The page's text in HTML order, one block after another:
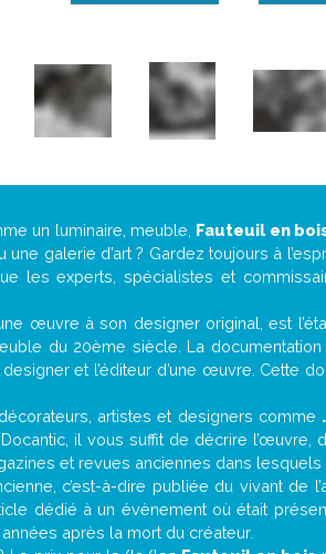
un luminaire, meuble, Fauteuil en
galerie d’art ? Gardez toujours à
les experts, spécialistes et
œuvre à son designer original, est
du 20ème siècle. La
et l’éditeur d’une œuvre. Cette
artistes et designers comme
il vous suffit de décrire
et revues anciennes dans
c’est-à-dire publiée du vivant de
dédié à un évènement où était
après la mort du créateur.